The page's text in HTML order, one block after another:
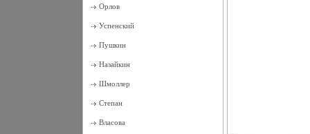
Орлов
Успенский
Пушкин
Назайкин
Шмоллер
Степан
Власова